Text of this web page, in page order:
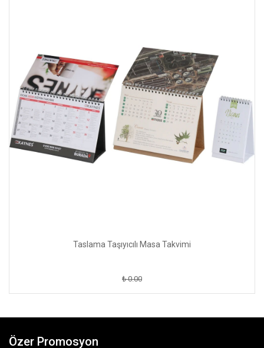
Taslama Taşıyıcılı Masa Takvimi
₺ 0.00
Özer Promosyon